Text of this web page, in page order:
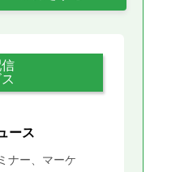
ース
ナー、マーケ